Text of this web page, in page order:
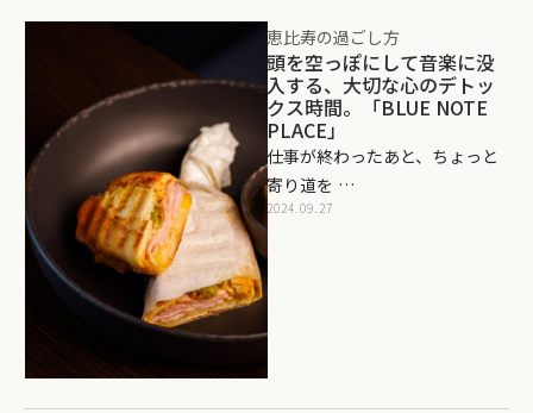
恵比寿の過ごし方
頭を空っぽにして音楽に没
入する、大切な心のデトッ
クス時間。「BLUE NOTE
PLACE」
仕事が終わったあと、ちょっと
寄り道を …
2024.09.27